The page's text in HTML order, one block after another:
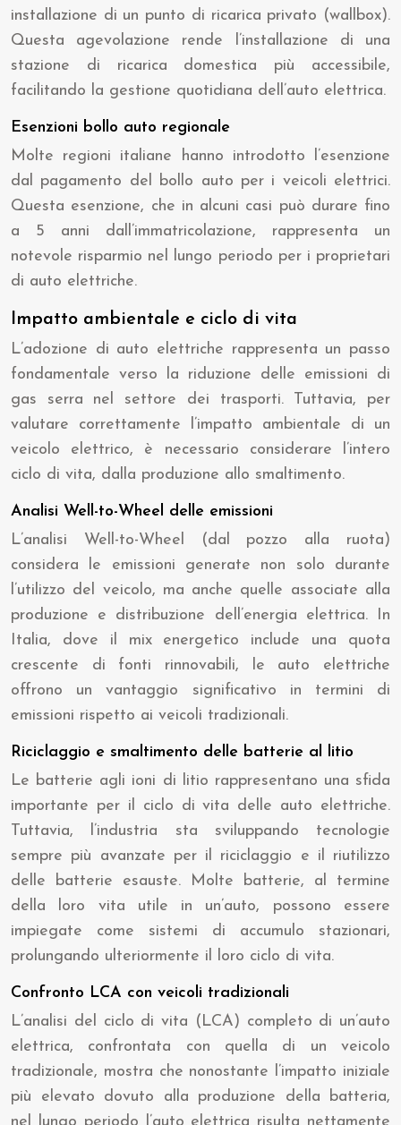
installazione di un punto di ricarica privato (wallbox).
Questa agevolazione rende l’installazione di una
stazione di ricarica domestica più accessibile,
facilitando la gestione quotidiana dell’auto elettrica.
Esenzioni bollo auto regionale
Molte regioni italiane hanno introdotto l’esenzione
dal pagamento del bollo auto per i veicoli elettrici.
Questa esenzione, che in alcuni casi può durare fino
a 5 anni dall’immatricolazione, rappresenta un
notevole risparmio nel lungo periodo per i proprietari
di auto elettriche.
Impatto ambientale e ciclo di vita
L’adozione di auto elettriche rappresenta un passo
fondamentale verso la riduzione delle emissioni di
gas serra nel settore dei trasporti. Tuttavia, per
valutare correttamente l’impatto ambientale di un
veicolo elettrico, è necessario considerare l’intero
ciclo di vita, dalla produzione allo smaltimento.
Analisi Well-to-Wheel delle emissioni
L’analisi Well-to-Wheel (dal pozzo alla ruota)
considera le emissioni generate non solo durante
l’utilizzo del veicolo, ma anche quelle associate alla
produzione e distribuzione dell’energia elettrica. In
Italia, dove il mix energetico include una quota
crescente di fonti rinnovabili, le auto elettriche
offrono un vantaggio significativo in termini di
emissioni rispetto ai veicoli tradizionali.
Riciclaggio e smaltimento delle batterie al litio
Le batterie agli ioni di litio rappresentano una sfida
importante per il ciclo di vita delle auto elettriche.
Tuttavia, l’industria sta sviluppando tecnologie
sempre più avanzate per il riciclaggio e il riutilizzo
delle batterie esauste. Molte batterie, al termine
della loro vita utile in un’auto, possono essere
impiegate come sistemi di accumulo stazionari,
prolungando ulteriormente il loro ciclo di vita.
Confronto LCA con veicoli tradizionali
L’analisi del ciclo di vita (LCA) completo di un’auto
elettrica, confrontata con quella di un veicolo
tradizionale, mostra che nonostante l’impatto iniziale
più elevato dovuto alla produzione della batteria,